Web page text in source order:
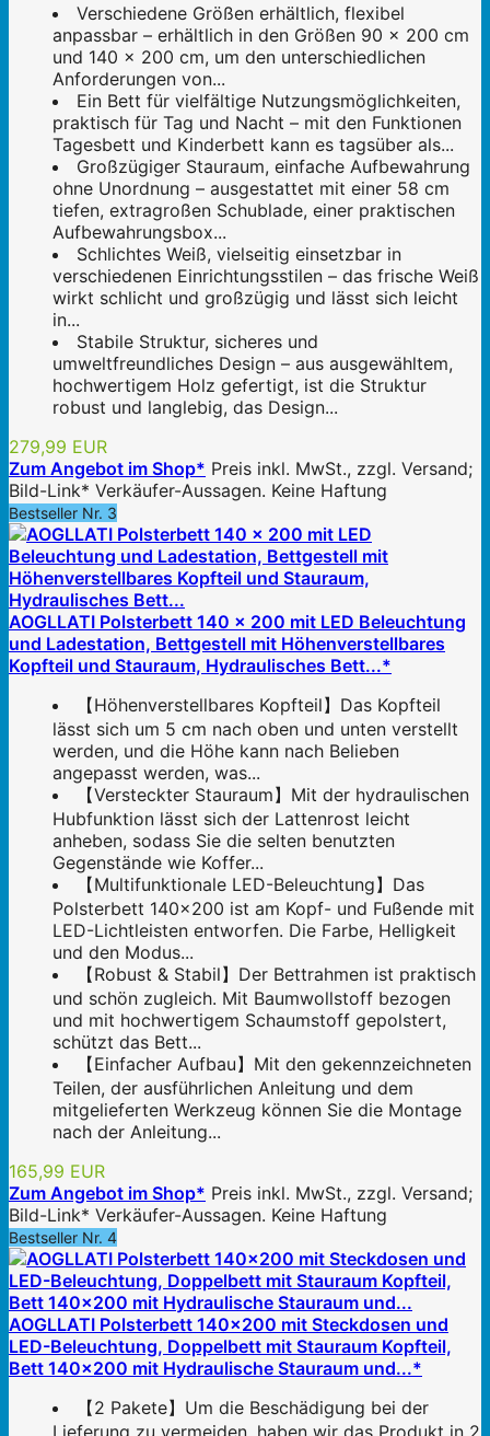
Verschiedene Größen erhältlich, flexibel
anpassbar – erhältlich in den Größen 90 x 200 cm
und 140 x 200 cm, um den unterschiedlichen
Anforderungen von...
Ein Bett für vielfältige Nutzungsmöglichkeiten,
praktisch für Tag und Nacht – mit den Funktionen
Tagesbett und Kinderbett kann es tagsüber als...
Großzügiger Stauraum, einfache Aufbewahrung
ohne Unordnung – ausgestattet mit einer 58 cm
tiefen, extragroßen Schublade, einer praktischen
Aufbewahrungsbox...
Schlichtes Weiß, vielseitig einsetzbar in
verschiedenen Einrichtungsstilen – das frische Weiß
wirkt schlicht und großzügig und lässt sich leicht
in...
Stabile Struktur, sicheres und
umweltfreundliches Design – aus ausgewähltem,
hochwertigem Holz gefertigt, ist die Struktur
robust und langlebig, das Design...
279,99 EUR
Zum Angebot im Shop* Preis inkl. MwSt., zzgl. Versand;
Bild-Link* Verkäufer-Aussagen. Keine Haftung
Bestseller Nr. 3
AOGLLATI Polsterbett 140 x 200 mit LED Beleuchtung
und Ladestation, Bettgestell mit Höhenverstellbares
Kopfteil und Stauraum, Hydraulisches Bett...*
【Höhenverstellbares Kopfteil】Das Kopfteil
lässt sich um 5 cm nach oben und unten verstellt
werden, und die Höhe kann nach Belieben
angepasst werden, was...
【Versteckter Stauraum】Mit der hydraulischen
Hubfunktion lässt sich der Lattenrost leicht
anheben, sodass Sie die selten benutzten
Gegenstände wie Koffer...
【Multifunktionale LED-Beleuchtung】Das
Polsterbett 140x200 ist am Kopf- und Fußende mit
LED-Lichtleisten entworfen. Die Farbe, Helligkeit
und den Modus...
【Robust & Stabil】Der Bettrahmen ist praktisch
und schön zugleich. Mit Baumwollstoff bezogen
und mit hochwertigem Schaumstoff gepolstert,
schützt das Bett...
【Einfacher Aufbau】Mit den gekennzeichneten
Teilen, der ausführlichen Anleitung und dem
mitgelieferten Werkzeug können Sie die Montage
nach der Anleitung...
165,99 EUR
Zum Angebot im Shop* Preis inkl. MwSt., zzgl. Versand;
Bild-Link* Verkäufer-Aussagen. Keine Haftung
Bestseller Nr. 4
AOGLLATI Polsterbett 140×200 mit Steckdosen und
LED-Beleuchtung, Doppelbett mit Stauraum Kopfteil,
Bett 140×200 mit Hydraulische Stauraum und...*
【2 Pakete】Um die Beschädigung bei der
Lieferung zu vermeiden, haben wir das Produkt in 2